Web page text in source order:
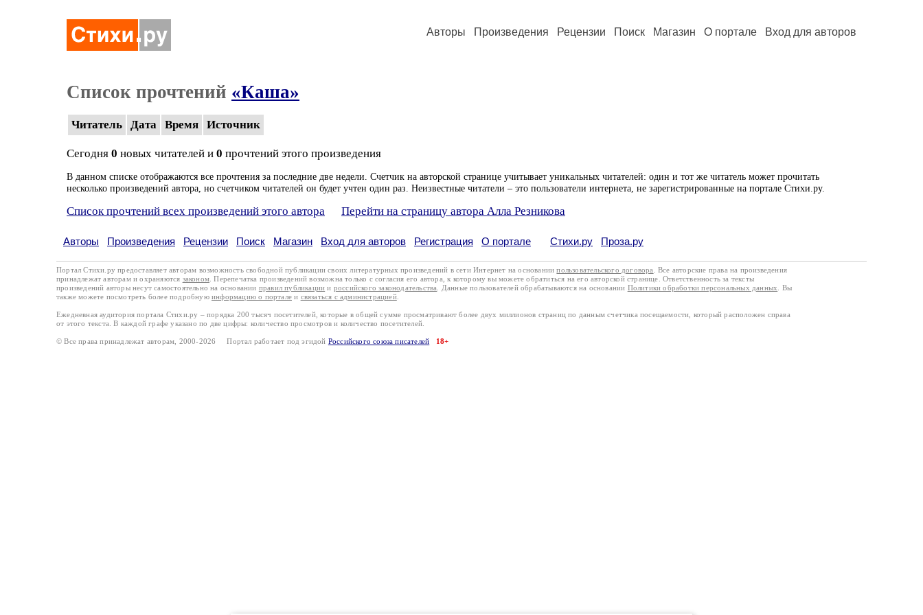
Авторы Произведения Рецензии Поиск Магазин О портале Вход для авторов
Список прочтений «Каша»
Читатель Дата Время Источник
Сегодня 0 новых читателей и 0 прочтений этого произведения
В данном списке отображаются все прочтения за последние две недели. Счетчик на авторской странице учитывает уникальных читателей: один и тот же читатель может прочитать
несколько произведений автора, но счетчиком читателей он будет учтен один раз. Неизвестные читатели – это пользователи интернета, не зарегистрированные на портале Стихи.ру.
Список прочтений всех произведений этого автора Перейти на страницу автора Алла Резникова
Авторы Произведения Рецензии Поиск Магазин Вход для авторов Регистрация О портале Стихи.ру Проза.ру
Портал Стихи.ру предоставляет авторам возможность свободной публикации своих литературных произведений в сети Интернет на основаниипользовательского договора
. Все авторские права на произведения
принадлежат авторам и охраняются законом . Перепечатка произведений возможна только с согласия его автора, к которому вы можете обратиться на его авторской странице. Ответственность за тексты
произведений авторы несут самостоятельно на основании правил публикации и российского законодательства . Данные пользователей обрабатываются на основании Политики обработки персональных данных
. Вы
также можете посмотреть более подробную информацию о портале и связаться с администрацией.
Ежедневная аудитория портала Стихи.ру – порядка 200 тысяч посетителей, которые в общей сумме просматривают более двух миллионов страниц по данным счетчика посещаемости, который расположен справа
от этого текста. В каждой графе указано по две цифры: количество просмотров и количество посетителей.
© Все права принадлежат авторам, 2000-2026 Портал работает под эгидой Российского союза писателей 18+